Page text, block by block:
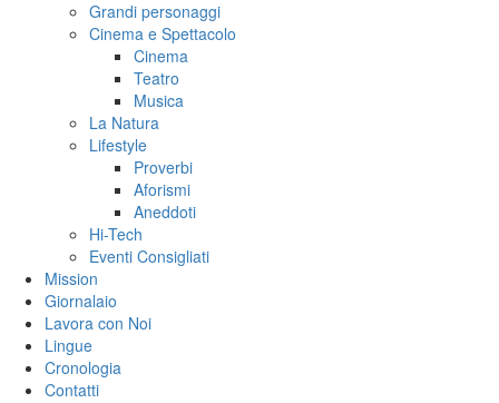
Grandi personaggi
Cinema e Spettacolo
Cinema
Teatro
Musica
La Natura
Lifestyle
Proverbi
Aforismi
Aneddoti
Hi-Tech
Eventi Consigliati
Mission
Giornalaio
Lavora con Noi
Lingue
Cronologia
Contatti